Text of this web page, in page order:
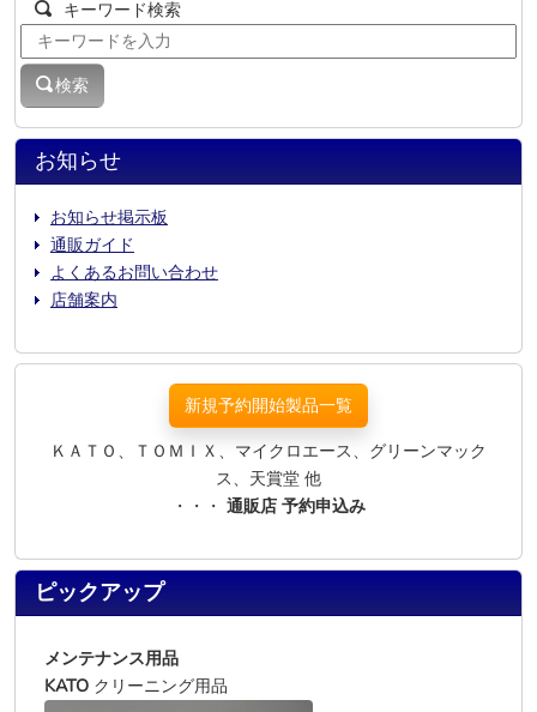
お知らせ
お知らせ掲示板
通販ガイド
よくあるお問い合わせ
店舗案内
キーワード検索
検索
新規予約開始製品一覧
ＫＡＴＯ、ＴＯＭＩＸ、マイクロエース、グリーンマック
ス、天賞堂 他
・・・ 通販店 予約申込み
ピックアップ
メンテナンス用品
KATO クリーニング用品